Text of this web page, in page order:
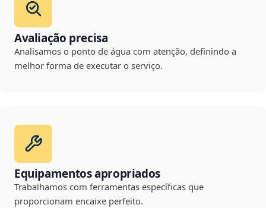
Avaliação precisa
Analisamos o ponto de água com atenção, definindo a
melhor forma de executar o serviço.
Equipamentos apropriados
Trabalhamos com ferramentas específicas que
proporcionam encaixe perfeito.